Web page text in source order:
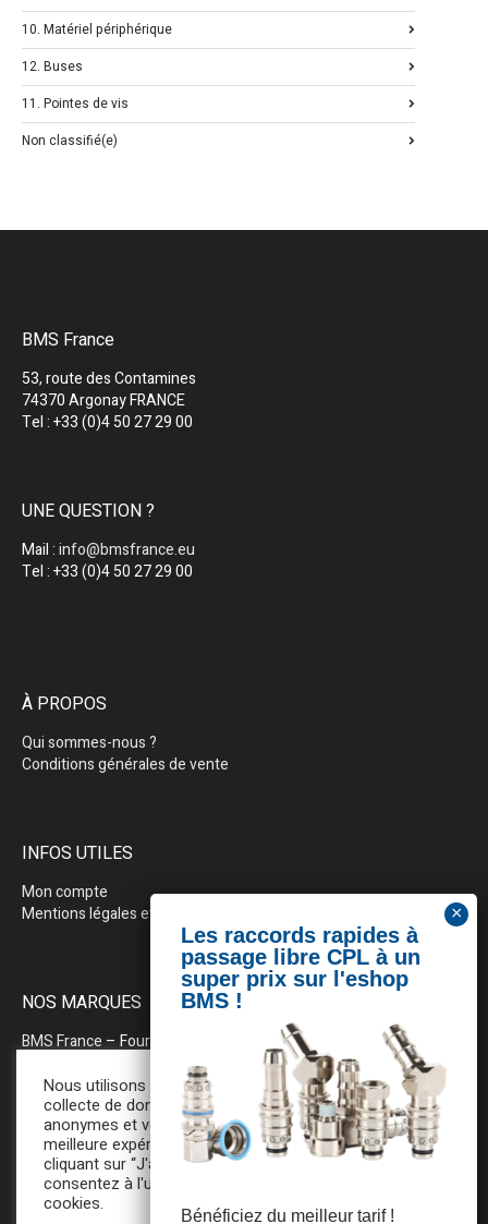
10. Matériel périphérique
12. Buses
11. Pointes de vis
Non classifié(e)
BMS France
53, route des Contamines
74370 Argonay FRANCE
Tel : +33 (0)4 50 27 29 00
UNE QUESTION ?
Mail :info@bmsfrance.eu
Tel : +33 (0)4 50 27 29 00
À PROPOS
Qui sommes-nous ?
Conditions générales de vente
INFOS UTILES
Mon compte
Mentions légales et politique de confidentialité
NOS MARQUES
BMS France – Fournitures industrielles pour la plasturgie
BEWEPLAST– Machines & pérhiphériques
PRODOPTIM– Table d’entretien pour moules d’injection
Nous utilisons des cookies pour la
collecte de données statistiques
anonymes et vous assurer une
meilleure expérience de navigation. En
cliquant sur “J'accepte”, vous
consentez à l'utilisation de tous ces
cookies.
Bénéficiez du meilleur tarif !